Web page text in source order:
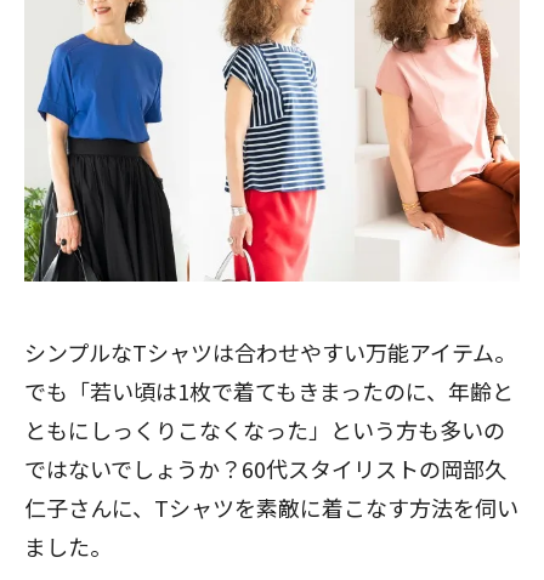
シンプルなTシャツは合わせやすい万能アイテム。
でも「若い頃は1枚で着てもきまったのに、年齢と
ともにしっくりこなくなった」という方も多いの
ではないでしょうか？60代スタイリストの岡部久
仁子さんに、Tシャツを素敵に着こなす方法を伺い
ました。